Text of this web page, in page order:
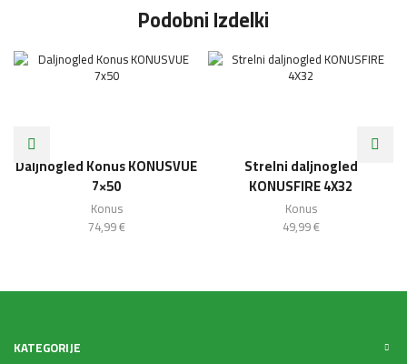
Podobni Izdelki
Daljnogled Konus KONUSVUE
7×50
Konus
74,99€
Strelni daljnogled
KONUSFIRE 4X32
Konus
49,99€
KATEGORIJE